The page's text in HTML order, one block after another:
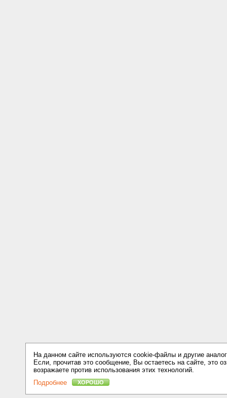
На данном сайте используются cookie-файлы и другие
Если, прочитав это сообщение, Вы остаетесь на сайте, это
возражаете против использования этих технологий.
Подробнее
ХОРОШО